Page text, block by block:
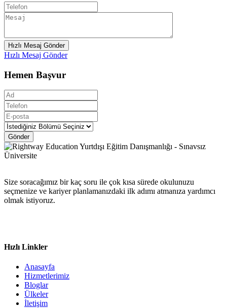
Hızlı Mesaj Gönder
Hızlı Mesaj Gönder
Hemen Başvur
Gönder
Size soracağımız bir kaç soru ile çok kısa sürede okulunuzu
seçmenize ve kariyer planlamanızdaki ilk adımı atmanıza yardımcı
olmak istiyoruz.
Hızlı Linkler
Anasayfa
Hizmetlerimiz
Bloglar
Ülkeler
İletişim